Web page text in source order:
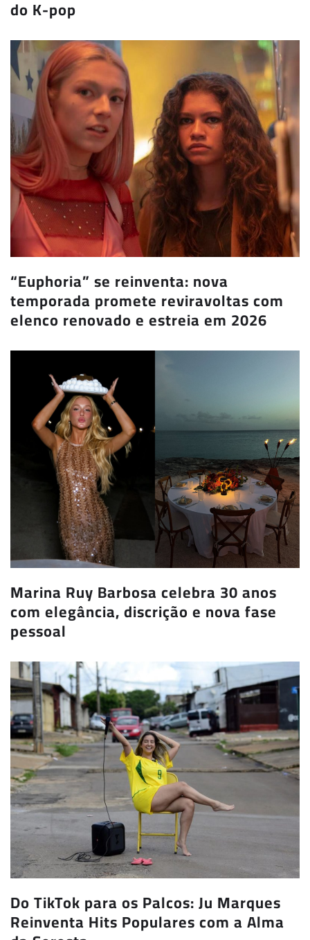
do K-pop
“Euphoria” se reinventa: nova
temporada promete reviravoltas com
elenco renovado e estreia em 2026
Marina Ruy Barbosa celebra 30 anos
com elegância, discrição e nova fase
pessoal
Do TikTok para os Palcos: Ju Marques
Reinventa Hits Populares com a Alma